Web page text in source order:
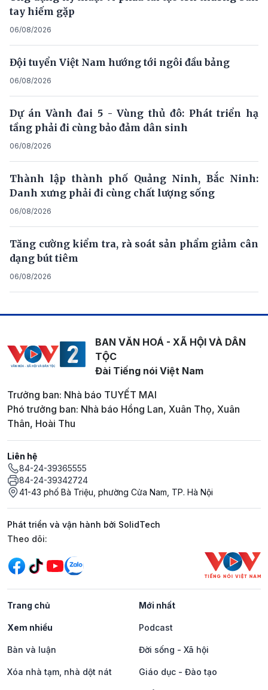
tay hiếm gặp
06/08/2026
Đội tuyển Việt Nam hướng tới ngôi đầu bảng
06/08/2026
Dự án Vành đai 5 - Vùng thủ đô: Phát triển hạ
tầng phải đi cùng bảo đảm dân sinh
06/08/2026
Thành lập thành phố Quảng Ninh, Bắc Ninh:
Danh xưng phải đi cùng chất lượng sống
06/08/2026
Tăng cường kiểm tra, rà soát sản phẩm giảm cân
dạng bút tiêm
06/08/2026
BAN VĂN HOÁ - XÃ HỘI VÀ DÂN
TỘC
Đài Tiếng nói Việt Nam
Trưởng ban: Nhà báo TUYẾT MAI
Phó trưởng ban: Nhà báo Hồng Lan, Xuân Thọ, Xuân
Thân, Hoài Thu
Liên hệ
84-24-39365555
84-24-39342724
41-43 phố Bà Triệu, phường Cửa Nam, TP. Hà Nội
Phát triển và vận hành bởi SolidTech
Mạng xã hội
Theo dõi:
Trang chủ Mới nhất
Xem nhiều Podcast
Bàn và luận Đời sống - Xã hội
Xóa nhà tạm, nhà dột nát Giáo dục - Đào tạo